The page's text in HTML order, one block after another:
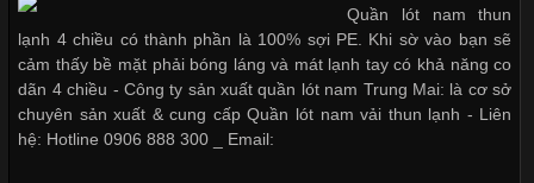
thoải mái khi mặc. Từ áo thun, đồ thể thao cho đến đồ lót nam,
vải thun luôn đóng vai trò quan trọng trong quá trình sản xuất.
Hiện nay, nhu cầu tìm kiếm quần lót nam giá
Nguyên bộ quần lót nam Boxer
thun lạnh giá rẻ
Quần lót nam thun
lạnh 4 chiều có thành phần là 100% sợi PE. Khi sờ vào bạn sẽ
cảm thấy bề mặt phải bóng láng và mát lạnh tay có khả năng co
dãn 4 chiều - Công ty sản xuất quần lót nam Trung Mai: là cơ sở
chuyên sản xuất & cung cấp Quần lót nam vải thun lạnh - Liên
hệ: Hotline 0906 888 300 _ Email: